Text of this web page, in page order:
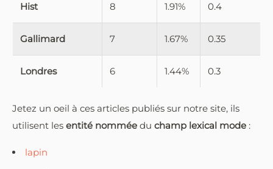
Hist 8 1.91% 0.4
Gallimard 7 1.67% 0.35
Londres 6 1.44% 0.3
Jetez un oeil à ces articles publiés sur notre site, ils
utilisent les entité nommée du champ lexical mode :
lapin